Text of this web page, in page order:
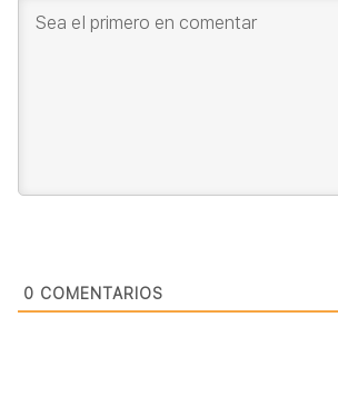
0 COMENTARIOS